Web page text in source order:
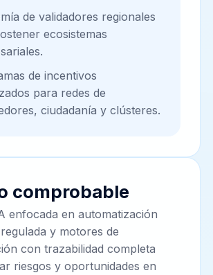
de validadores regionales
ecosistemas
de incentivos
para redes de
ciudadanía y clústeres.
comprobable
enfocada en automatización
y motores de
con trazabilidad completa
riesgos y oportunidades en